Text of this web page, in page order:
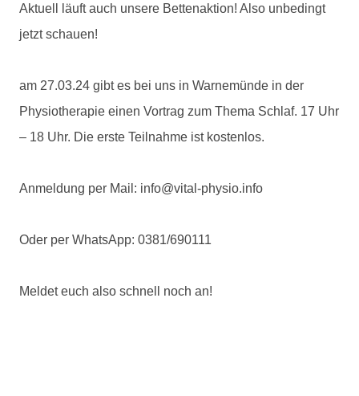
Aktuell läuft auch unsere Bettenaktion! Also unbedingt
jetzt schauen!
am 27.03.24 gibt es bei uns in Warnemünde in der
Physiotherapie einen Vortrag zum Thema Schlaf. 17 Uhr
– 18 Uhr. Die erste Teilnahme ist kostenlos.
Anmeldung per Mail: info@vital-physio.info
Oder per WhatsApp: 0381/690111
Meldet euch also schnell noch an!